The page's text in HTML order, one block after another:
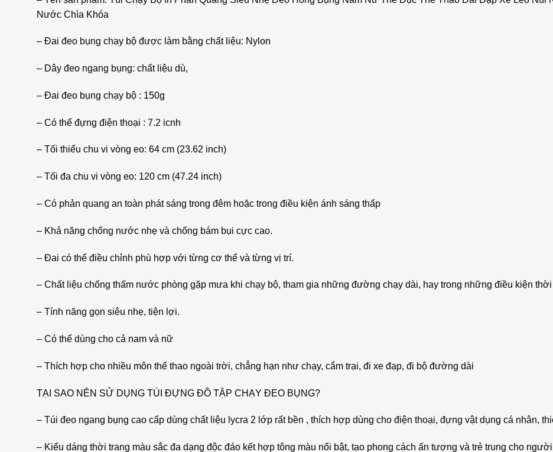
Nước Chìa Khóa
– Đai đeo bụng chạy bộ được làm bằng chất liệu: Nylon
– Dây đeo ngang bụng: chất liệu dù,
– Đai đeo bụng chạy bộ : 150g
– Có thể đựng điện thoại : 7.2 icnh
– Tối thiểu chu vi vòng eo: 64 cm (23.62 inch)
– Tối đa chu vi vòng eo: 120 cm (47.24 inch)
– Có phản quang an toàn phát sáng trong đêm hoặc trong điều kiện ánh sáng thấp
– Khả năng chống nước nhẹ và chống bám bụi cực cao.
– Đai có thể điều chỉnh phù hợp với từng cơ thể và từng vị trí.
– Chất liệu chống thấm nước phòng gặp mưa khi chạy bộ, tham gia những đường chạy dài, hay trong những điều kiện
– Tính năng gọn siêu nhẹ, tiện lợi.
– Có thể dùng cho cả nam và nữ
– Thích hợp cho nhiều môn thể thao ngoài trời, chẳng hạn như chạy, cắm trại, đi xe đạp, đi bộ đường dài
TẠI SAO NÊN SỬ DỤNG TÚI ĐỰNG ĐỒ TẬP CHẠY ĐEO BỤNG?
– Túi đeo ngang bụng cao cấp dùng chất liệu lycra 2 lớp rất bền , thích hợp dùng cho điện thoại, đựng vật dụng cá nhân,
– Kiểu dáng thời trang màu sắc đa dạng độc đáo kết hợp tông màu nổi bật, tạo phong cách ấn tượng và trẻ trung cho